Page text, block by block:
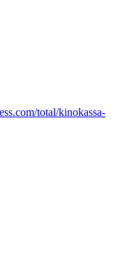
total/kinokassa-